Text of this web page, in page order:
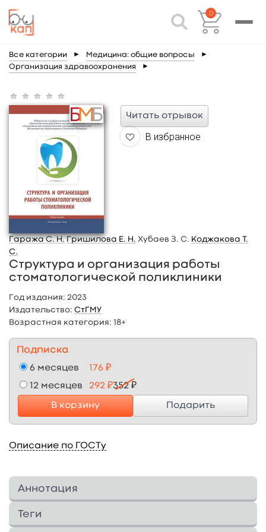
0
Все категории ► Медицина: общие вопросы ►
Организация здравоохранения ►
Читать отрывок
В избранное
Гаража С. Н. Гришилова Е. Н. Хубаев З. С. Коджакова Т.
С.
Структура и организация работы
стоматологической поликлиники
Год издания: 2023
Издательство: СтГМУ
Возрастная категория: 18+
Подписка
6 месяцев 176 ₽
12 месяцев 292 ₽352 ₽
В корзину Подарить
Описание по ГОСТу
Аннотация
В учебном пособии «Структура и
организация работы стоматологической
Теги